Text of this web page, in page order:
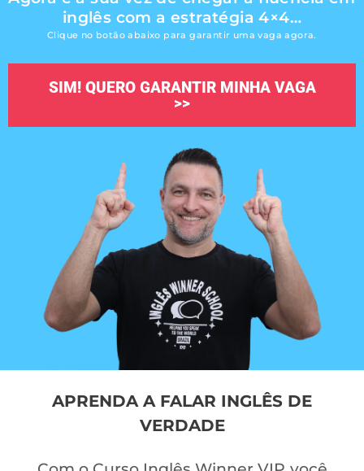
inglês com a estratégia 4×4…
Clique no botão abaixo para garantir uma vaga agora.
SIM! QUERO GARANTIR MINHA VAGA
>>
APRENDA A FALAR INGLÊS DE
VERDADE